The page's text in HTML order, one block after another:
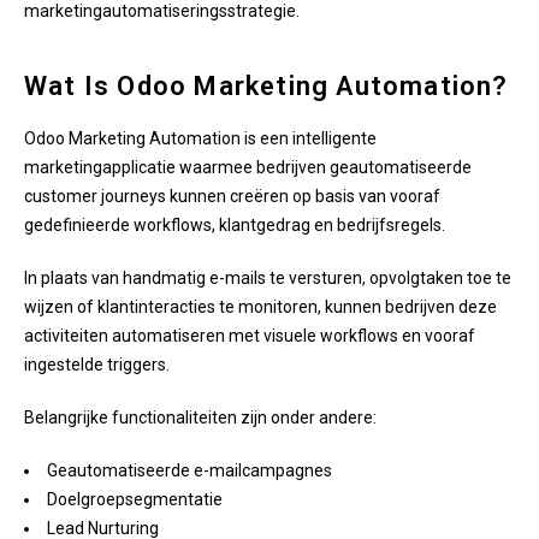
marketingautomatiseringsstrategie.
Wat Is Odoo Marketing Automation?
Odoo Marketing Automation is een intelligente
marketingapplicatie waarmee bedrijven geautomatiseerde
customer journeys kunnen creëren op basis van vooraf
gedefinieerde workflows, klantgedrag en bedrijfsregels.
In plaats van handmatig e-mails te versturen, opvolgtaken toe te
wijzen of klantinteracties te monitoren, kunnen bedrijven deze
activiteiten automatiseren met visuele workflows en vooraf
ingestelde triggers.
Belangrijke functionaliteiten zijn onder andere:
Geautomatiseerde e-mailcampagnes
Doelgroepsegmentatie
Lead Nurturing